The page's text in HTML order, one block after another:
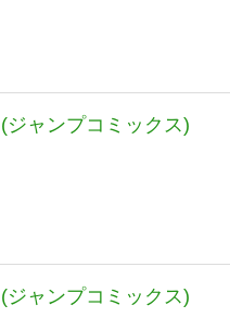
ジャンプコミックス)
ジャンプコミックス)